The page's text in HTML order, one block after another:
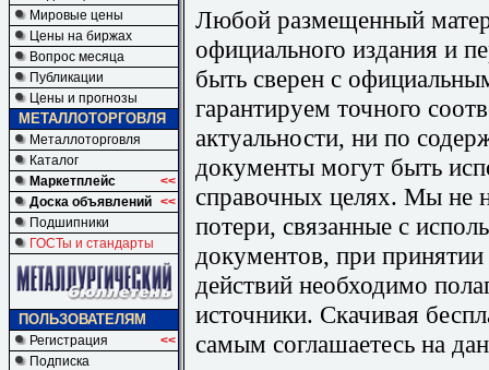
Мировые цены
Цены на биржах
Вопрос месяца
Публикации
Цены и прогнозы
МЕТАЛЛОТОРГОВЛЯ
Металлоторговля
Каталог
Маркетплейс
<<
Доска объявлений <<
Подшипники
ГОСТы и стандарты
ПОЛЬЗОВАТЕЛЯМ
Регистрация
<<
Подписка
Любой размещенный
официального издания и
быть сверен с
гарантируем точного
актуальности, ни по
документы могут быть
справочных целях. Мы не
потери, связанные с
документов, при
действий необходимо
источники. Скачивая
самым соглашаетесь на